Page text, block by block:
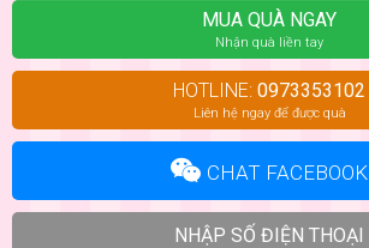
MUA QUÀ NGAY
Nhận quà liền tay
HOTLINE: 0973353102
Liên hệ ngay để được quà
CHAT FACEBOOK
NHẬP SỐ ĐIỆN THOẠI